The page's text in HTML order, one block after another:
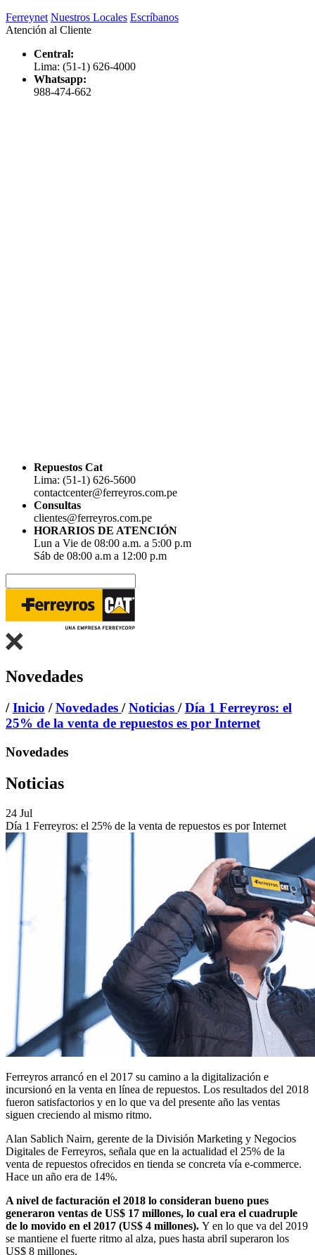
Ferreynet Nuestros Locales Escríbanos
Atención al Cliente
Central:
Lima: (51-1) 626-4000
Whatsapp:
988-474-662
Repuestos Cat
Lima: (51-1) 626-5600
contactcenter@ferreyros.com.pe
Consultas
clientes@ferreyros.com.pe
HORARIOS DE ATENCIÓN
Lun a Vie de 08:00 a.m. a 5:00 p.m
Sáb de 08:00 a.m a 12:00 p.m
Novedades
/Inicio /Novedades /Noticias /Día 1 Ferreyros: el
25% de la venta de repuestos es por Internet
Novedades
Noticias
24 Jul
Día 1 Ferreyros: el 25% de la venta de repuestos es por Internet
Ferreyros arrancó en el 2017 su camino a la digitalización e
incursionó en la venta en línea de repuestos. Los resultados del 2018
fueron satisfactorios y en lo que va del presente año las ventas
siguen creciendo al mismo ritmo.
Alan Sablich Nairn, gerente de la División Marketing y Negocios
Digitales de Ferreyros, señala que en la actualidad el 25% de la
venta de repuestos ofrecidos en tienda se concreta vía e-commerce.
Hace un año era de 14%.
A nivel de facturación el 2018 lo consideran bueno pues
generaron ventas de US$ 17 millones, lo cual era el cuadruple
de lo movido en el 2017 (US$ 4 millones). Y en lo que va del 2019
se mantiene el fuerte ritmo al alza, pues hasta abril superaron los
US$ 8 millones.